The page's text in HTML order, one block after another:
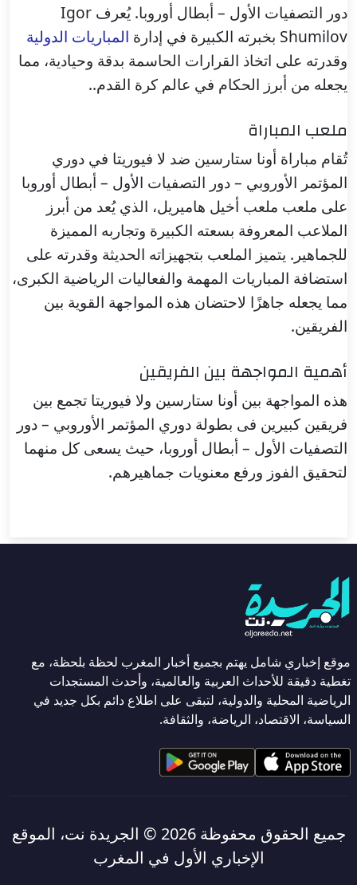
دور التصفيات الأول – أبطال أوروبا. يُعرف Igor
Shumilov بخبرته الكبيرة في إدارة
المباريات الدولية
وقدرته على اتخاذ القرارات الحاسمة بدقة وحيادية، مما
يجعله من أبرز الحكام في عالم كرة القدم..
ملعب المباراة
تُقام مباراة أونا ستارسين ضد لا فيوريتا في دوري
المؤتمر الأوروبي – دور التصفيات الأول – أبطال أوروبا
على ملعب ملعب أخيل هاميريل، الذي يُعد من أبرز
الملاعب المعروفة بسعته الكبيرة وتجاربه المميزة
للجماهير. يتميز الملعب بتجهيزاته الحديثة وقدرته على
استضافة المباريات المهمة والفعاليات الرياضية الكبرى،
مما يجعله جاهزًا لاحتضان هذه المواجهة القوية بين
الفريقين.
أهمية المواجهة بين الفريقين
هذه المواجهة بين أونا ستارسين ولا فيوريتا تجمع بين
فريقين كبيرين فى بطولة دوري المؤتمر الأوروبي – دور
التصفيات الأول – أبطال أوروبا، حيث يسعى كل منهما
لتحقيق الفوز ورفع معنويات جماهيرهم.
موقع إخباري شامل يهتم بجميع أخبار المغرب لحظة بلحظة، مع
تغطية دقيقة للأحداث العربية والعالمية، وأحدث المستجدات
الرياضية المحلية والدولية، لتبقى على اطلاع دائم بكل جديد في
السياسة، الاقتصاد، الرياضة، والثقافة.
جميع الحقوق محفوظة 2026 ©
الجريدة نت، الموقع
الإخباري الأول في المغرب